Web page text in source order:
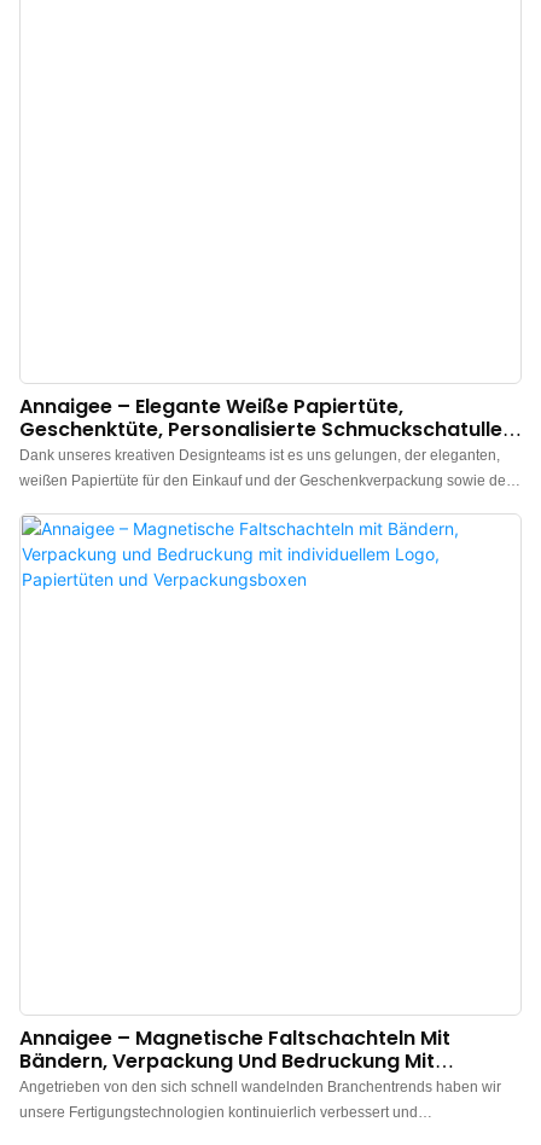
Annaigee – Elegante Weiße Papiertüte,
Geschenktüte, Personalisierte Schmuckschatulle
Mit Magnetverschluss, Verpackungsbox
Dank unseres kreativen Designteams ist es uns gelungen, der eleganten,
weißen Papiertüte für den Einkauf und der Geschenkverpackung sowie der
einzigartiges Aussehen zu verleihen. Die Fertigung erfolgt nach
internationalen Qualitätsstandards und -richtlinien, was die hohe Qualität
garantiert. Mit diesen vielen Vorteilen ist die Schmuckschatulle, der Beutel,
Annaigee – Magnetische Faltschachteln Mit
Bändern, Verpackung Und Bedruckung Mit
Individuellem Logo, Papiertüten Und
Verpackungsboxen
Angetrieben von den sich schnell wandelnden Branchentrends haben wir
unsere Fertigungstechnologien kontinuierlich verbessert und